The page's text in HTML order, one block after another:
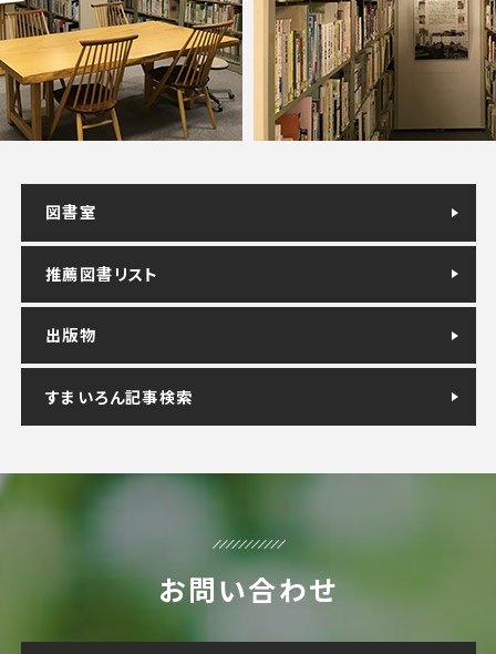
図書室
推薦図書リスト
出版物
すまいろん記事検索
お問い合わせ